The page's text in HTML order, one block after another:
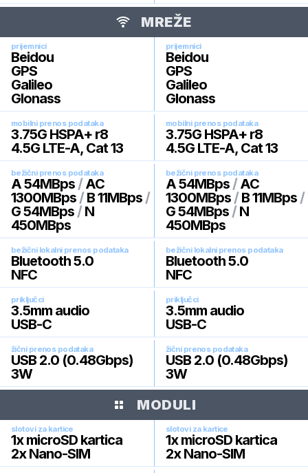
MREŽE
prijemnici
Beidou
GPS
Galileo
Glonass
prijemnici
Beidou
GPS
Galileo
Glonass
mobilni prenos podataka
3.75G HSPA+ r8
4.5G LTE-A, Cat 13
mobilni prenos podataka
3.75G HSPA+ r8
4.5G LTE-A, Cat 13
bežični prenos podataka
A 54MBps / AC
1300MBps / B 11MBps /
G 54MBps / N
450MBps
bežični prenos podataka
A 54MBps / AC
1300MBps / B 11MBps /
G 54MBps / N
450MBps
bežični lokalni prenos podataka
Bluetooth 5.0
NFC
bežični lokalni prenos podataka
Bluetooth 5.0
NFC
priključci
3.5mm audio
USB-C
priključci
3.5mm audio
USB-C
žični prenos podataka
USB 2.0 (0.48Gbps)
3W
žični prenos podataka
USB 2.0 (0.48Gbps)
3W
MODULI
slotovi za kartice
1x microSD kartica
2x Nano-SIM
slotovi za kartice
1x microSD kartica
2x Nano-SIM